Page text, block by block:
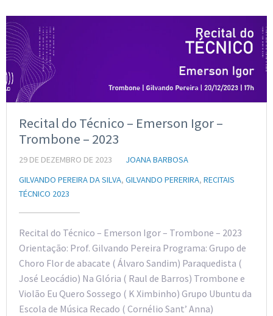
Recital do Técnico – Emerson Igor –
Trombone – 2023
29 DE DEZEMBRO DE 2023
JOANA BARBOSA
GILVANDO PEREIRA DA SILVA, GILVANDO PERERIRA, RECITAIS
TÉCNICO 2023
Recital do Técnico – Emerson Igor – Trombone – 2023
Orientação: Prof. Gilvando Pereira Programa: Grupo de
Choro Flor de abacate ( Álvaro Sandim) Paraquedista (
José Leocádio) Na Glória ( Raul de Barros) Trombone e
Violão Eu Quero Sossego ( K Ximbinho) Grupo Ubuntu da
Escola de Música Recado ( Cornélio Sant’ Anna)